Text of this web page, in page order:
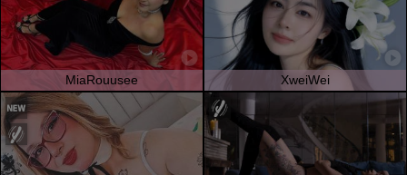
MiaRouusee XweiWei